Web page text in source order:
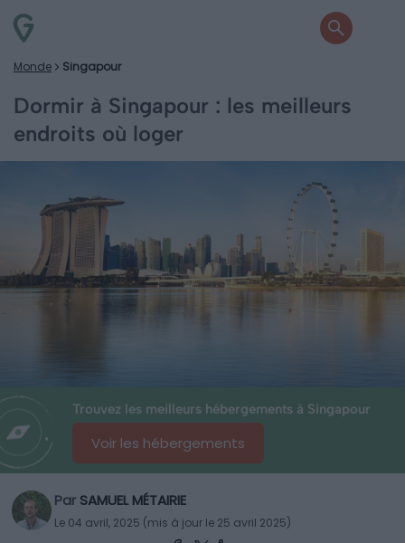
Monde Singapour
Dormir à Singapour : les meilleurs
endroits où loger
Trouvez les meilleurs hébergements à Singapour
Voir les hébergements
Par SAMUEL MÉTAIRIE
Le 04 avril, 2025 (mis à jour le 25 avril 2025)